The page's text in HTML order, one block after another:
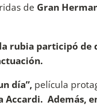
de Gran
rubia participó
día”, película
Accardi. Además,